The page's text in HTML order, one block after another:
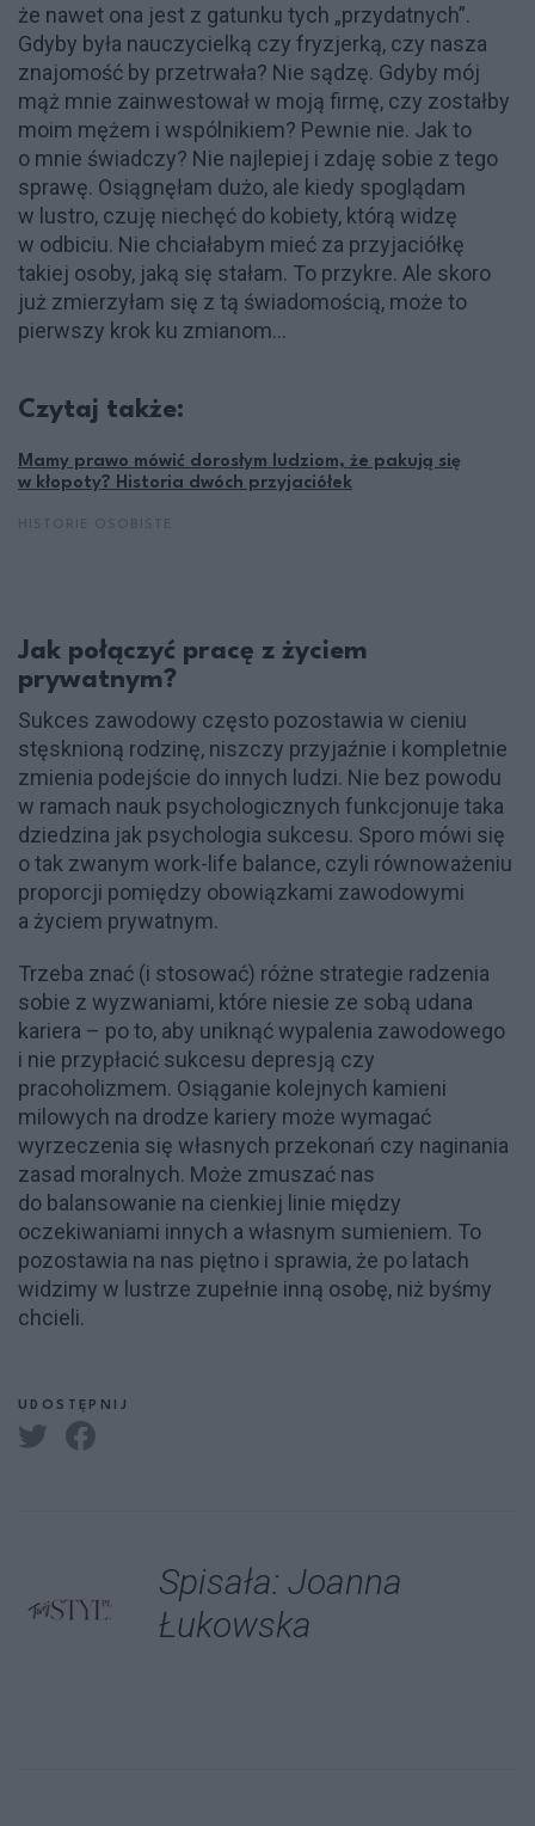
że nawet ona jest z gatunku tych „przydatnych”.
Gdyby była nauczycielką czy fryzjerką, czy nasza
znajomość by przetrwała? Nie sądzę. Gdyby mój
mąż mnie zainwestował w moją firmę, czy zostałby
moim mężem i wspólnikiem? Pewnie nie. Jak to
o mnie świadczy? Nie najlepiej i zdaję sobie z tego
sprawę. Osiągnęłam dużo, ale kiedy spoglądam
w lustro, czuję niechęć do kobiety, którą widzę
w odbiciu. Nie chciałabym mieć za przyjaciółkę
takiej osoby, jaką się stałam. To przykre. Ale skoro
już zmierzyłam się z tą świadomością, może to
pierwszy krok ku zmianom…
Czytaj także:
Mamy prawo mówić dorosłym ludziom, że pakują się
w kłopoty? Historia dwóch przyjaciółek
Jak połączyć pracę z życiem
prywatnym?
Sukces zawodowy często pozostawia w cieniu
stęsknioną rodzinę, niszczy przyjaźnie i kompletnie
zmienia podejście do innych ludzi. Nie bez powodu
w ramach nauk psychologicznych funkcjonuje taka
dziedzina jak psychologia sukcesu. Sporo mówi się
o tak zwanym work-life balance, czyli równoważeniu
proporcji pomiędzy obowiązkami zawodowymi
a życiem prywatnym.
Trzeba znać (i stosować) różne strategie radzenia
sobie z wyzwaniami, które niesie ze sobą udana
kariera – po to, aby uniknąć wypalenia zawodowego
i nie przypłacić sukcesu depresją czy
pracoholizmem. Osiąganie kolejnych kamieni
milowych na drodze kariery może wymagać
wyrzeczenia się własnych przekonań czy naginania
zasad moralnych. Może zmuszać nas
do balansowanie na cienkiej linie między
oczekiwaniami innych a własnym sumieniem. To
pozostawia na nas piętno i sprawia, że po latach
widzimy w lustrze zupełnie inną osobę, niż byśmy
chcieli.
UDOSTĘPNIJ
Spisała: Joanna
Łukowska